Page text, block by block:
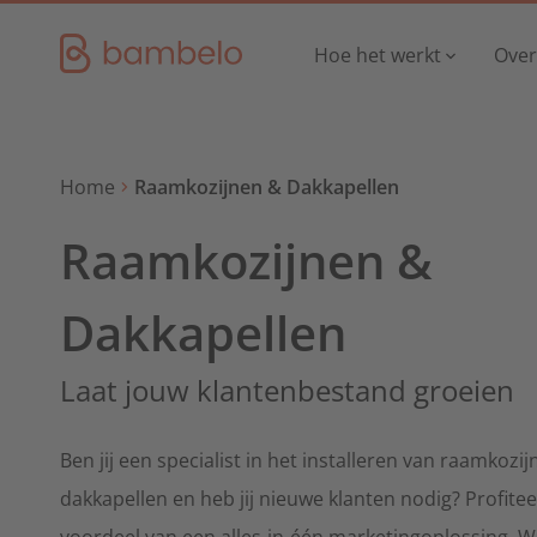
Hoe het werkt
Airco
Voor airco-installateurs
Keukens
Voor alle keukenspecialisten
Notariaat & Boekhouding
Notaris, accountant, boekhouding
Home Raamkozijnen & Dakkapellen
Raamkozijnen &
Dakkapellen
Laat jouw klantenbestand groeien
Ben jij een specialist in het installeren van
dakkapellen en heb jij nieuwe klanten nodig?